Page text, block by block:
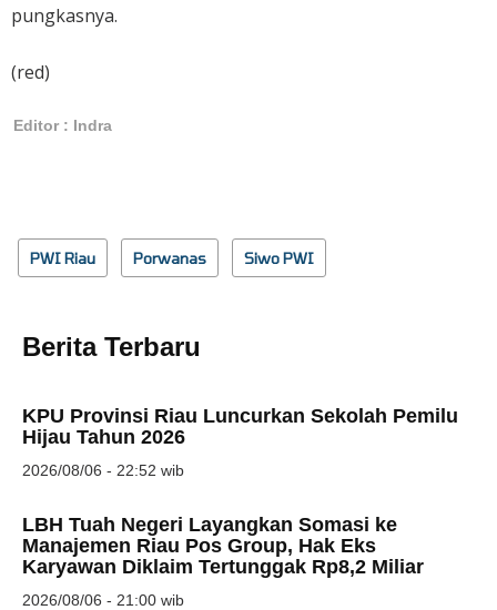
pungkasnya.
(red)
Editor : Indra
PWI Riau Porwanas Siwo PWI
Berita Terbaru
KPU Provinsi Riau Luncurkan Sekolah Pemilu
Hijau Tahun 2026
2026/08/06 - 22:52 wib
LBH Tuah Negeri Layangkan Somasi ke
Manajemen Riau Pos Group, Hak Eks
Karyawan Diklaim Tertunggak Rp8,2 Miliar
2026/08/06 - 21:00 wib